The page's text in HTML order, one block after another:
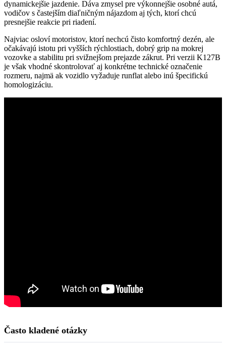
dynamickejšie jazdenie. Dáva zmysel pre výkonnejšie osobné autá,
vodičov s častejším diaľničným nájazdom aj tých, ktorí chcú
presnejšie reakcie pri riadení.
Najviac osloví motoristov, ktorí nechcú čisto komfortný dezén, ale
očakávajú istotu pri vyšších rýchlostiach, dobrý grip na mokrej
vozovke a stabilitu pri svižnejšom prejazde zákrut. Pri verzii K127B
je však vhodné skontrolovať aj konkrétne technické označenie
rozmeru, najmä ak vozidlo vyžaduje runflat alebo inú špecifickú
homologizáciu.
Často kladené otázky